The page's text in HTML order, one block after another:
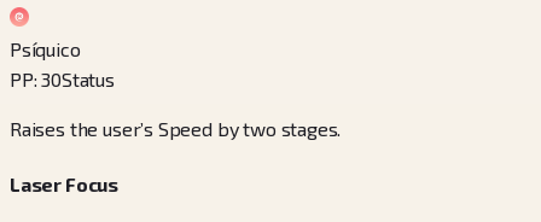
Psíquico
PP:30Status
Raises the user’s Speed by two stages.
Laser Focus